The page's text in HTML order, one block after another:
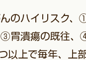
んのハイリスク
胃潰瘍の既往、
以上で毎年、上